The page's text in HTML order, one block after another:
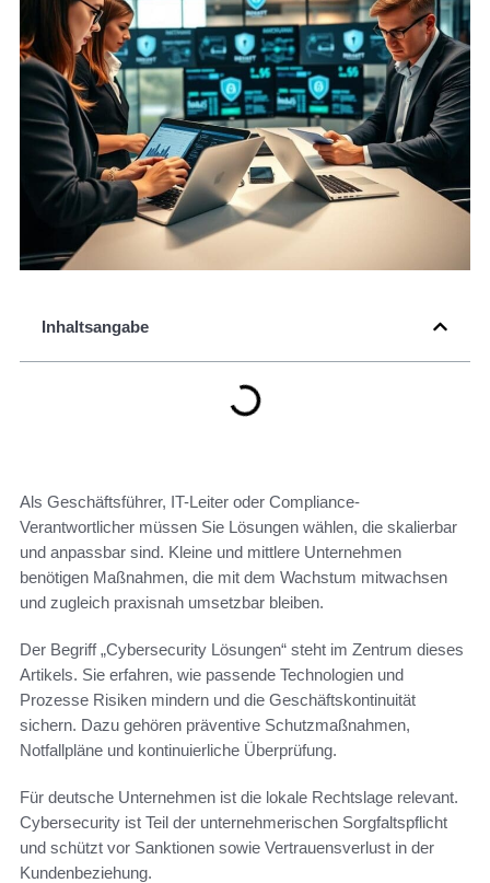
Inhaltsangabe
Als Geschäftsführer, IT-Leiter oder Compliance-
Verantwortlicher müssen Sie Lösungen wählen, die skalierbar
und anpassbar sind. Kleine und mittlere Unternehmen
benötigen Maßnahmen, die mit dem Wachstum mitwachsen
und zugleich praxisnah umsetzbar bleiben.
Der Begriff „Cybersecurity Lösungen“ steht im Zentrum dieses
Artikels. Sie erfahren, wie passende Technologien und
Prozesse Risiken mindern und die Geschäftskontinuität
sichern. Dazu gehören präventive Schutzmaßnahmen,
Notfallpläne und kontinuierliche Überprüfung.
Für deutsche Unternehmen ist die lokale Rechtslage relevant.
Cybersecurity ist Teil der unternehmerischen Sorgfaltspflicht
und schützt vor Sanktionen sowie Vertrauensverlust in der
Kundenbeziehung.